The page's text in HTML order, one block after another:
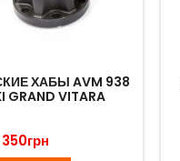
ХАБЫ AVM 938
GRAND VITARA
350грн